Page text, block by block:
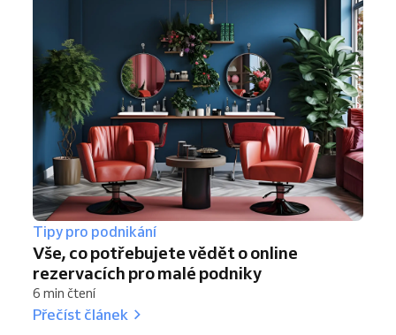
Tipy pro podnikání
Vše, co potřebujete vědět o online
rezervacích pro malé podniky
6 min čtení
Přečíst článek